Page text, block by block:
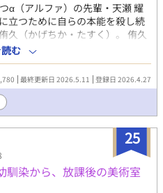
α（アルファ）の先輩・天瀬 耀
立つために自らの本能を殺し続
久（かげちか・たすく）。 侑久
オメガ」とは程遠い、地味で無
も、耀の「最高のサポート役」
強力な抑制剤でオメガの香りを
ポートにあたる日々。 しかし、
な一言――「いい匂いがする」
理性を揺るがし始める。
む
最終更新日 2026.5.11 登録日 2026.4.27
25
馴染から、放課後の美術室